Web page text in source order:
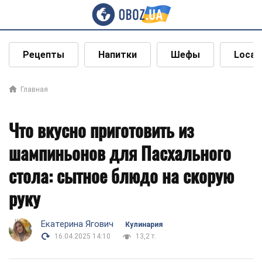
Рецепты Напитки Шефы Local
Главная
Что вкусно приготовить из
шампиньонов для Пасхального
стола: сытное блюдо на скорую
руку
Екатерина Ягович
Кулинария
16.04.2025 14:10
13,2 т.